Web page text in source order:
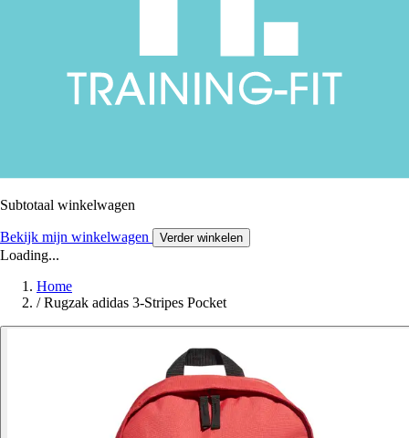
Subtotaal winkelwagen
Bekijk mijn winkelwagen Verder winkelen
Loading...
Home
/ Rugzak adidas 3-Stripes Pocket